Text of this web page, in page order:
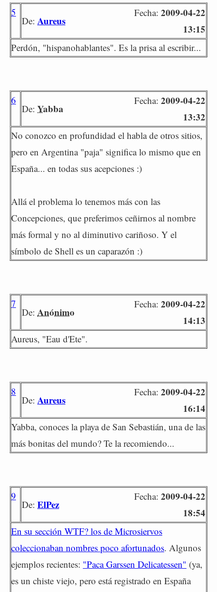
5
De: Aureus
Fecha: 2009-04-22
13:15
Perdón, "hispanohablantes". Es la prisa al escribir...
6
De: Yabba
Fecha: 2009-04-22
13:32
No conozco en profundidad el habla de otros sitios,
pero en Argentina "paja" significa lo mismo que en
España... en todas sus acepciones :)
Allá el problema lo tenemos más con las
Concepciones, que preferimos ceñirnos al nombre
más formal y no al diminutivo cariñoso. Y el
símbolo de Shell es un caparazón :)
7
De: Anónimo
Fecha: 2009-04-22
14:13
Aureus, "Eau d'Ete".
8
De: Aureus
Fecha: 2009-04-22
16:14
Yabba, conoces la playa de San Sebastián, una de las
más bonitas del mundo? Te la recomiendo...
9
De: ElPez
Fecha: 2009-04-22
18:54
En su sección WTF? los de Microsiervos
coleccionaban nombres poco afortunados. Algunos
ejemplos recientes: "Paca Garssen Delicatessen" (ya,
es un chiste viejo, pero está registrado en España